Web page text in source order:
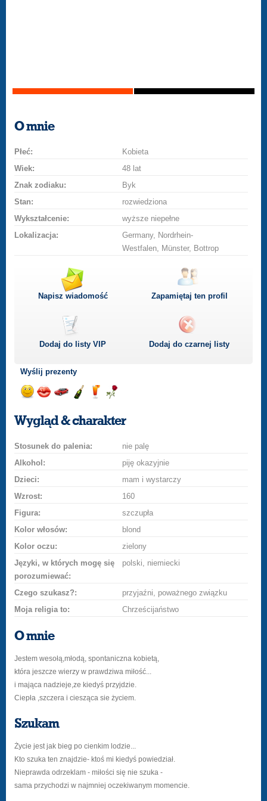
O mnie
Płeć:
Kobieta
Wiek:
48 lat
Znak zodiaku:
Byk
Stan:
rozwiedziona
Wykształcenie:
wyższe niepełne
Lokalizacja:
Germany, Nordrhein-
Westfalen, Münster, Bottrop
Napisz wiadomość Zapamiętaj ten profil
Dodaj do listyVIP Dodaj do czarnej listy
Wyślij prezenty
uśmiech
buziakasamochodem
szampana
drinka
różę
Wygląd & charakter
Stosunek do palenia:
nie palę
Alkohol:
piję okazyjnie
Dzieci:
mam i wystarczy
Wzrost:
160
Figura:
szczupła
Kolor włosów:
blond
Kolor oczu:
zielony
Języki, w których mogę się
porozumiewać:
polski, niemiecki
Czego szukasz?:
przyjaźni, poważnego związku
Moja religia to:
Chrześcijaństwo
O mnie
Jestem wesołą,młodą, spontaniczna kobietą,
która jeszcze wierzy w prawdziwa miłość...
i mająca nadzieje,ze kiedyś przyjdzie.
Ciepła ,szczera i ciesząca sie życiem.
Szukam
Życie jest jak bieg po cienkim lodzie...
Kto szuka ten znajdzie- ktoś mi kiedyś powiedział.
Nieprawda odrzeklam - miłości się nie szuka -
sama przychodzi w najmniej oczekiwanym momencie.